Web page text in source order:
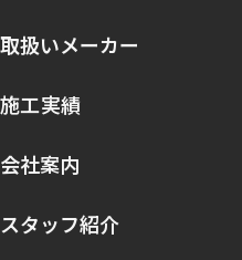
取扱いメーカー
施工実績
会社案内
スタッフ紹介